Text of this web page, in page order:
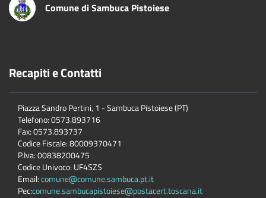
Comune di Sambuca Pistoiese
Recapiti e Contatti
Piazza Sandro Pertini, 1 - Sambuca Pistoiese (PT)
Telefono: 0573.893716
Fax: 0573.893737
Codice Fiscale: 80009370471
P.Iva: 00838200475
Codice Univoco: UF4SZS
Email:comune@comune.sambuca.pt.it
Pec:comune.sambucapistoiese@postacert.toscana.it